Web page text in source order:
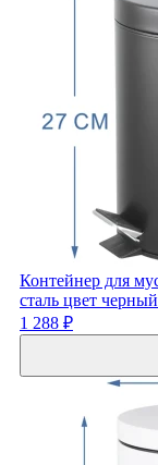
Контейнер для
сталь цвет
1 288 ₽